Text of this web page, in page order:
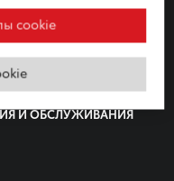
И ОБСЛУЖИВАНИЯ
cookie